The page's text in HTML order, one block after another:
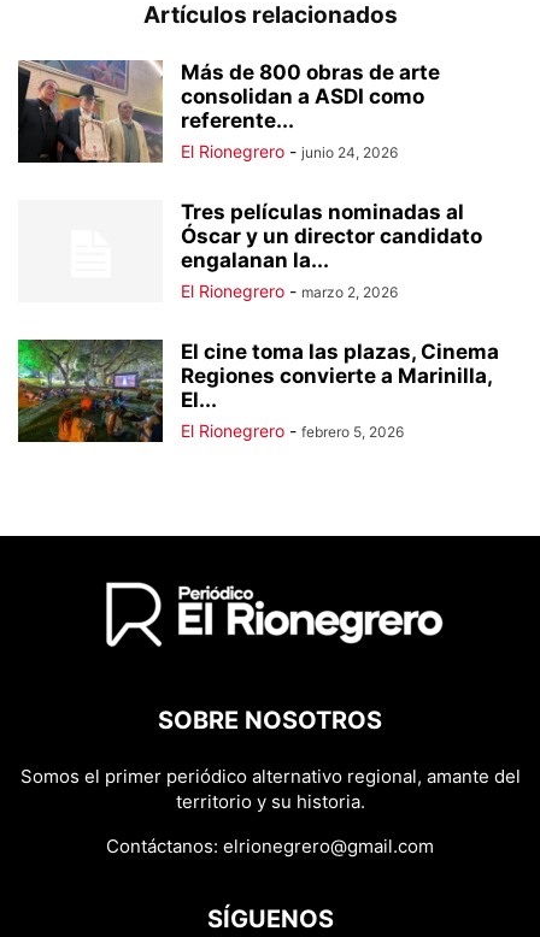
Artículos relacionados
Más de 800 obras de arte
consolidan a ASDI como
referente...
El Rionegrero - junio 24, 2026
Tres películas nominadas al
Óscar y un director candidato
engalanan la...
El Rionegrero - marzo 2, 2026
El cine toma las plazas, Cinema
Regiones convierte a Marinilla,
El...
El Rionegrero - febrero 5, 2026
SOBRE NOSOTROS
Somos el primer periódico alternativo regional, amante del
territorio y su historia.
Contáctanos: elrionegrero@gmail.com
SÍGUENOS